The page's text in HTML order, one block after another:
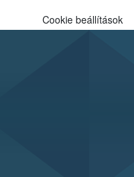
Cookie beállítások